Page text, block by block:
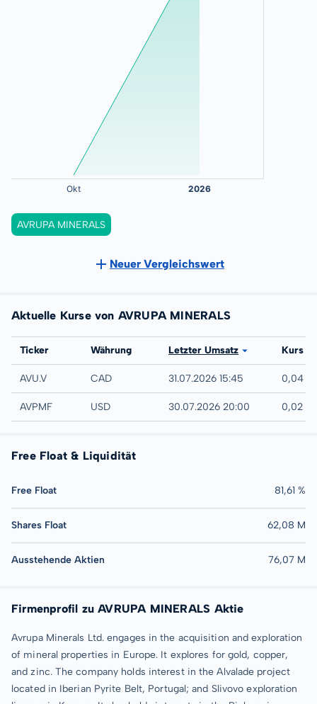
AVRUPA MINERALS
Neuer Vergleichswert
Aktuelle Kurse von AVRUPA MINERALS
Börse
Ticker Währung Letzter Umsatz Kurs
TSX-V
AVU.V CAD 31.07.2026 15:45 0,04
UTC
AVPMF USD 30.07.2026 20:00 0,02
Free Float & Liquidität
Free Float 81,61 %
Shares Float 62,08 M
Ausstehende Aktien 76,07 M
Firmenprofil zu AVRUPA MINERALS Aktie
Avrupa Minerals Ltd. engages in the acquisition and exploration
of mineral properties in Europe. It explores for gold, copper,
and zinc. The company holds interest in the Alvalade project
located in Iberian Pyrite Belt, Portugal; and Slivovo exploration